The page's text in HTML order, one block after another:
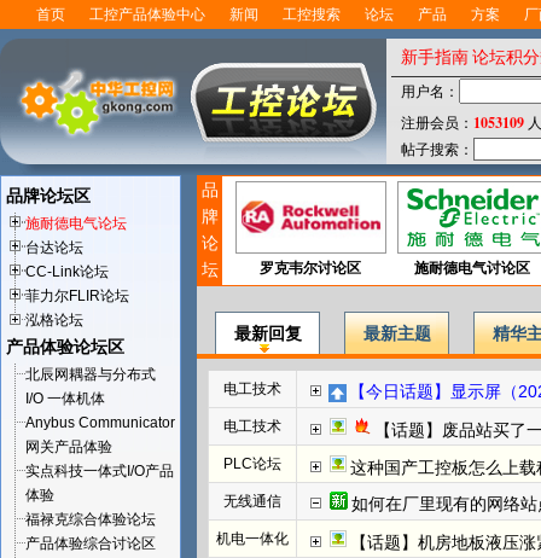
首页 工控产品体验中心 新闻 工控搜索 论坛 产品 方案
新手指南论坛积
用户名：
注册会员： 1053109
帖子搜索：
品牌论坛区
施耐德电气论坛
台达论坛
CC-Link论坛
菲力尔FLIR论坛
泓格论坛
产品体验论坛区
北辰网耦器与分布式
I/O 一体机体
Anybus Communicator
网关产品体验
实点科技一体式I/O产品
体验
福禄克综合体验论坛
产品体验综合讨论区
品
牌
论
坛
罗克韦尔讨论区 施耐德电气讨论区
最新回复 最新主题 精华
电工技术 【今日话题】显示屏（
电工技术 【话题】废品站买了
PLC论坛 这种国产工控板怎么上
无线通信 如何在厂里现有的网络
机电一体化 【话题】机房地板液压